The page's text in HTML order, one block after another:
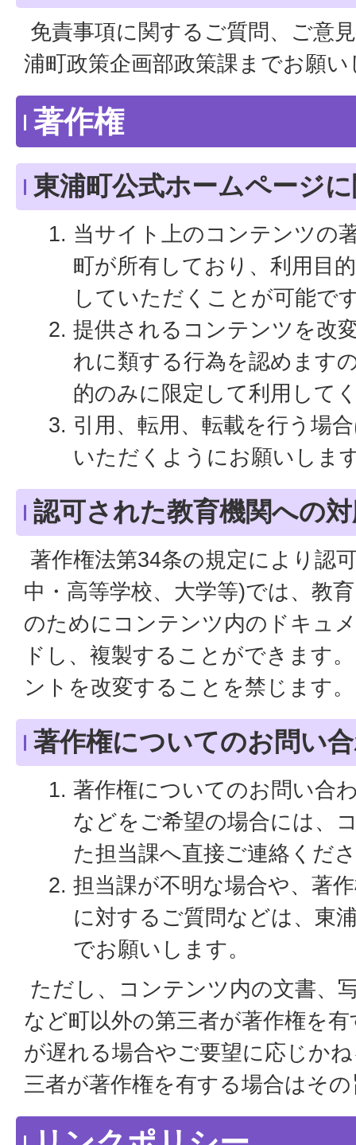
免責事項に関するご質問、ご意
浦町政策企画部政策課までお願
著作権
東浦町公式ホームページ
当サイト上のコンテンツの
町が所有しており、利用目
していただくことが可能で
提供されるコンテンツを改
れに類する行為を認めます
的のみに限定して利用して
引用、転用、転載を行う場
いただくようにお願いしま
認可された教育機関への
著作権法第34条の規定により認
中・高等学校、大学等)では、教
のためにコンテンツ内のドキュ
ドし、複製することができます
ントを改変することを禁じます。
著作権についてのお問い
著作権についてのお問い合
などをご希望の場合には、
た担当課へ直接ご連絡くだ
担当課が不明な場合や、著
に対するご質問などは、東
でお願いします。
ただし、コンテンツ内の文書、
など町以外の第三者が著作権を
が遅れる場合やご要望に応じか
三者が著作権を有する場合はそ